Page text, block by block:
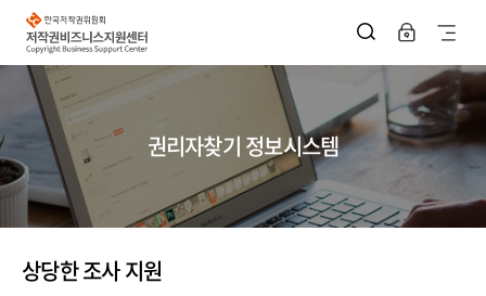
한
국
저
작
권
위
회
권
비
즈
니
스
원
센
사
이
트
지
도
열
권리자찾기 정보시스템
상당한 조사 지원